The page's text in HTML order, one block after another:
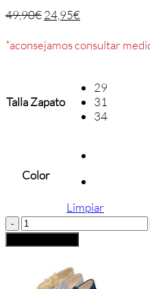
49,90€24,95€
*aconsejamos consultar
Talla Zapato
29
31
34
Color
Limpiar
PEPITO
NIÑA
PARISITTAS